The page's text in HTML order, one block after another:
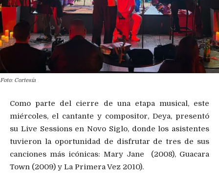
Foto: Cortesía
Como parte del cierre de una etapa musical, este
miércoles, el cantante y compositor, Deya, presentó
su Live Sessions en Novo Siglo, donde los asistentes
tuvieron la oportunidad de disfrutar de tres de sus
canciones más icónicas: Mary Jane (2008), Guacara
Town (2009) y La Primera Vez 2010).